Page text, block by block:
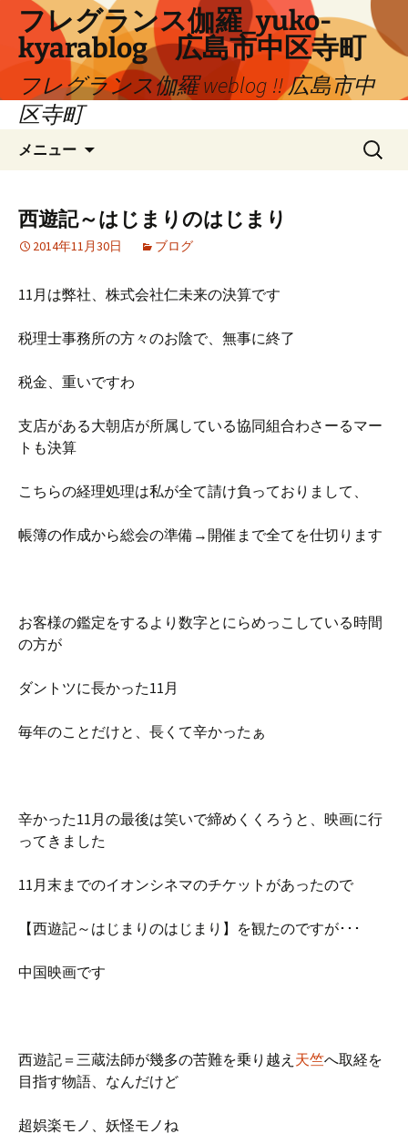
ツ
フレグランス伽羅_yuko-
kyarablog 広島市中区寺町
フレグランス伽羅 weblog !! 広島市中
区寺町
メニュー
検
索:
西遊記～はじまりのはじまり
2014年11月30日 ブログ
11月は弊社、株式会社仁未来の決算です
税理士事務所の方々のお陰で、無事に終了
税金、重いですわ
支店がある大朝店が所属している協同組合わさーるマー
トも決算
こちらの経理処理は私が全て請け負っておりまして、
帳簿の作成から総会の準備→開催まで全てを仕切ります
お客様の鑑定をするより数字とにらめっこしている時間
の方が
ダントツに長かった11月
毎年のことだけと、長くて辛かったぁ
辛かった11月の最後は笑いで締めくくろうと、映画に行
ってきました
11月末までのイオンシネマのチケットがあったので
【西遊記～はじまりのはじまり】を観たのですが･･･
中国映画です
西遊記＝三蔵法師が幾多の苦難を乗り越え 天竺へ取経を
目指す物語、なんだけど
超娯楽モノ、妖怪モノね